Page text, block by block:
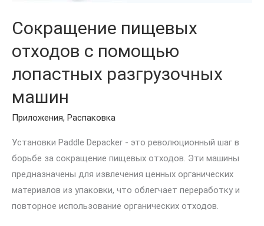
Сокращение пищевых
отходов с помощью
лопастных разгрузочных
машин
Приложения, Распаковка
Установки Paddle Depacker - это революционный шаг в
борьбе за сокращение пищевых отходов. Эти машины
предназначены для извлечения ценных органических
материалов из упаковки, что облегчает переработку и
повторное использование органических отходов.